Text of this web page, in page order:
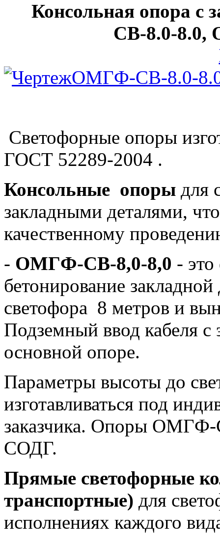
Консольная опора
СВ-8.0-
ОМГФ-СВ-8.0-
Светофорные опоры
ГОСТ 52289-2004 .
Консольные опоры для
закладными деталями,
качественному
- ОМГФ-СВ-8,0-8,0 -
бетонирование
светофора 8 метров и
Подземный ввод кабеля
основной опоре.
Параметры высоты до
изготавливаться под
заказчика. Опоры ОМГФ-
СОДГ.
Прямые светофорные
транспортные) для
исполнениях каждого